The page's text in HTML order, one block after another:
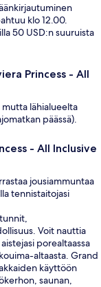
klo 12.00.
50 USD:n suuruista
Princess - All
mutta lähialueelta
päässä).
- All Inclusive
jousiammuntaa
tennistaitojasi
Voit nauttia
porealtaassa
altaasta. Grand
käyttöön
saunan,